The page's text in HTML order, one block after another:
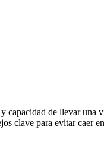
de llevar
clave para evitar